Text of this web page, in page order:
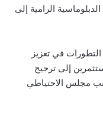
الرامية إلى
في تعزيز
إلى ترجيح
مجلس الاحتياطي